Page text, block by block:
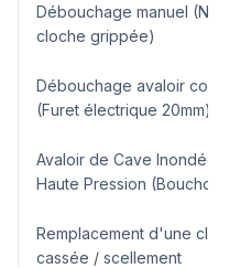
Débouchage manuel
cloche grippée)
Débouchage avaloir cours /
(Furet électrique 20mm)
Avaloir de Cave Inondée
Haute Pression (Bouchon
Remplacement d'une cloche
cassée / scellement